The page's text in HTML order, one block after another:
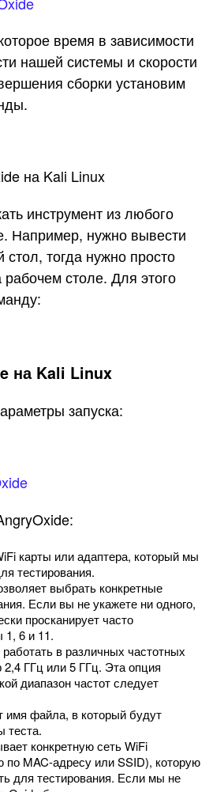
время в зависимости
нашей системы и скорости
сборки установим
инструмент из любого
Например, нужно вывести
стол, тогда нужно просто
столе. Для этого
на Kali Linux
запуска:
карты илиадаптера, который мы
тестирования.
выбрать конкретные
. Если вы неукажете ниодного,
просканируетчасто
1, 6 и 11.
работать в различных частотных
2,4 ГГц или5 ГГц. Этаопция
диапазончастотследует
имя файла, в которыйбудут
теста.
конкретнуюсетьWiFi
по MAC-адресу илиSSID), которую
для тестирования. Если мы не